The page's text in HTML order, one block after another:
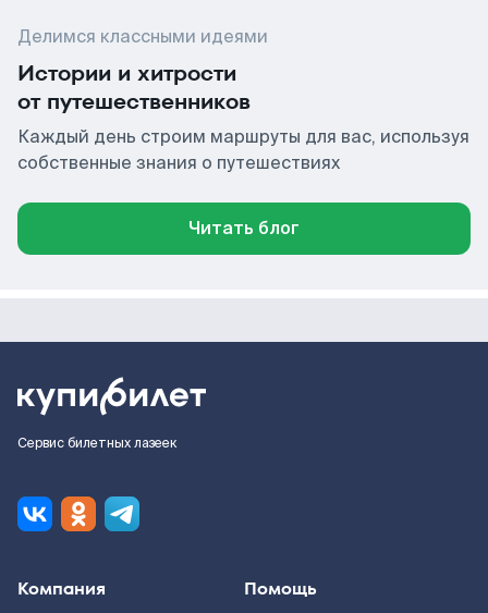
Делимся классными идеями
Истории и хитрости
от путешественников
Каждый день строим маршруты для вас, используя
собственные знания о путешествиях
Читать блог
Сервис билетных лазеек
Компания Помощь